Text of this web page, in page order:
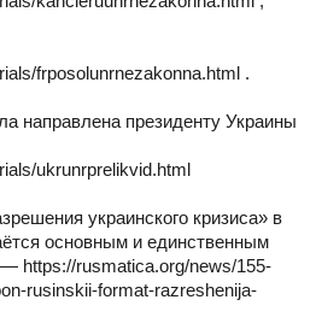
frposolunrnezakonna.html .
направлена президенту Украины
ukrunrprelikvid.html
украинского кризиса» в
основным и единственным
https://rusmatica.org/news/155-
rusinskii-format-razreshenija-